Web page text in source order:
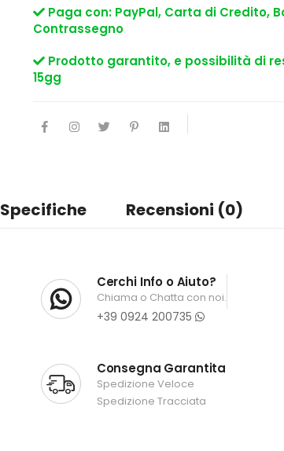
Paga con: PayPal, Carta di Credito,
Contrassegno
Prodotto garantito, e possibilità di
15gg
Specifiche Recensioni (0)
Cerchi Info o Aiuto?
Chiama o Chatta con noi.
+39 0924 200735
Consegna Garantita
Spedizione Veloce
Spedizione Tracciata